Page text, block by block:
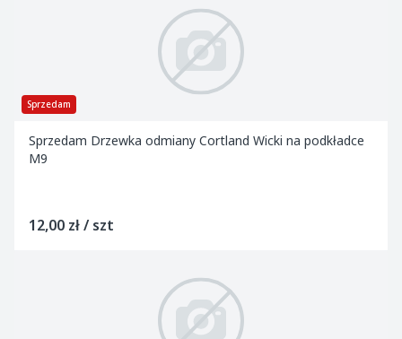
Sprzedam
Sprzedam Drzewka odmiany Cortland Wicki na podkładce
M9
12,00 zł / szt